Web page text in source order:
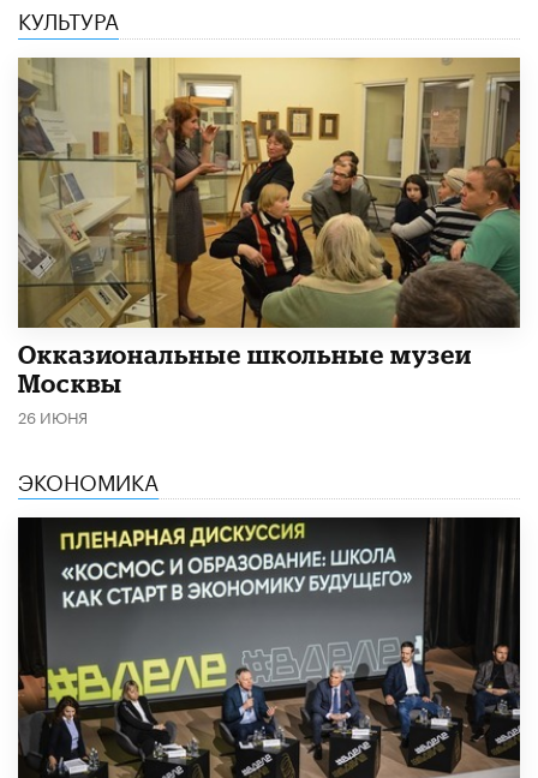
КУЛЬТУРА
​Окказиональные школьные музеи
Москвы
26 ИЮНЯ
ЭКОНОМИКА